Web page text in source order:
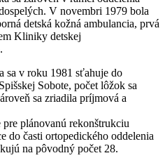
V novembri 1979 bola
detská kožná ambulancia, prvá
Kliniky detskej
sa v roku 1981 sťahuje do
Sobote, počet lôžok sa
sa zriadila príjmová a
plánovanú rekonštrukciu
do časti ortopedického oddelenia
na pôvodný počet 28.